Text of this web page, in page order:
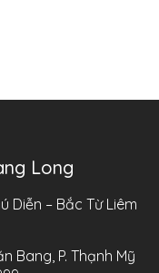
Long
Diễn – Bắc Từ Liêm
Bang, P. Thạnh Mỹ